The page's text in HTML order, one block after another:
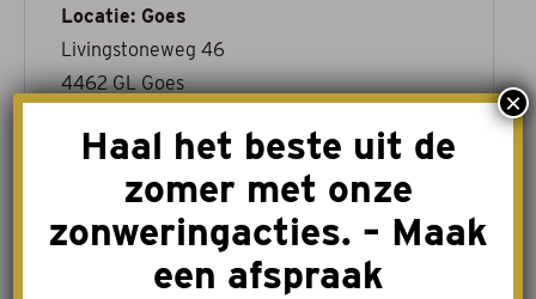
Locatie: Goes
Livingstoneweg 46
4462 GL Goes
baliegoes@elenbaasnoom.nl
Openingstijden
Dinsdag t/m Vrijdag: 09.00 – 17.30 uur
Zaterdag: 09.00 – 16.00 uur
Haal het beste uit de
zomer met onze
zonweringacties. – Maak
een afspraak
×